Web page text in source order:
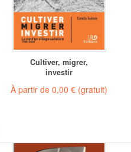
Cultiver, migrer,
investir
À partir de 0,00 € (gratuit)